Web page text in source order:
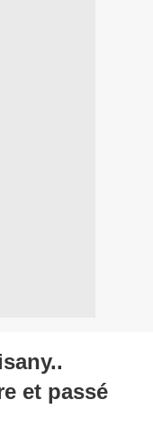
et passé